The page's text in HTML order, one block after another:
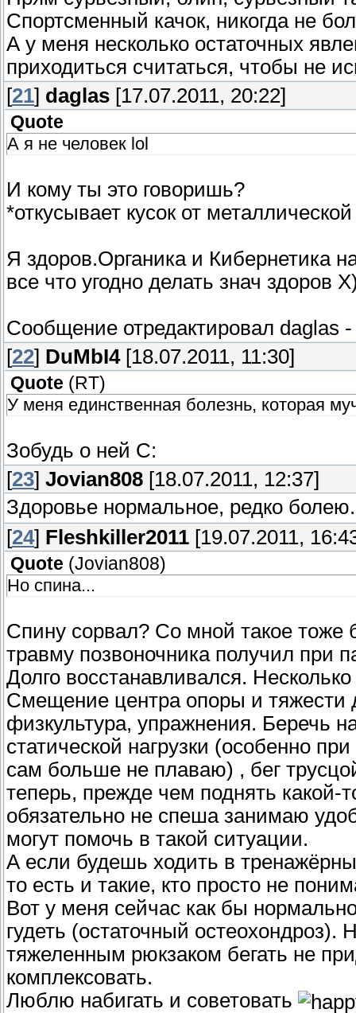
Спортсменный качок, никогда не
А у меня несколько остаточных
приходиться считаться, чтобы не
[21] daglas [17.07.2011, 20:22]
Quote
А я не человек lol
И кому ты это говоришь?
*откусывает кусок от
Я здоров.Органика и Кибернетика
все что угодно делать знач здоров
Сообщение отредактировал daglas
[22] DuMbI4[18.07.2011, 11:30]
Quote (RT)
У меня единственная болезнь, которая
Зобудь о ней C:
[23] Jovian808 [18.07.2011, 12:37]
Здоровье нормальное, редко
[24] Fleshkiller2011 [19.07.2011,
Quote (Jovian808)
Но спина...
Спину сорвал? Со мной такое
травму позвоночника получил при
Долго восстанавливался.
Смещение центра опоры и тяжести
физкультура, упражнения. Беречь
статической нагрузки (особенно
сам больше не плаваю) , бег
теперь, прежде чем поднять
обязательно не спеша занимаю
могут помочь в такой ситуации.
А если будешь ходить в
то есть и такие, кто просто не
Вот у меня сейчас как бы
гудеть (остаточный
тяжеленным рюкзаком бегать не
комплексовать.
Люблю набигать и советовать